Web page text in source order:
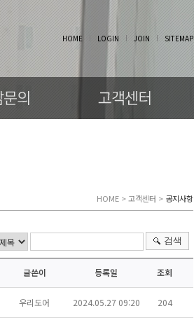
HOME LOGIN JOIN SITEMAP
HOME > 고객센터 > 공지사항
검색
글쓴이 등록일 조회
우리도어 2024.05.27 09:20 204